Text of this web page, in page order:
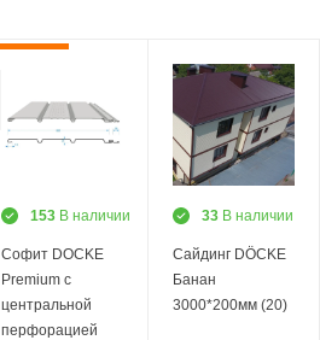
153 В наличии
Софит DOCKE
Premium с
центральной
перфорацией
33 В наличии
Сайдинг DÖCKE
Банан
3000*200мм (20)